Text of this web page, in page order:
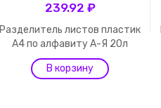
239.92 ₽
Разделитель листов пластик
А4 по алфавиту А-Я 20л